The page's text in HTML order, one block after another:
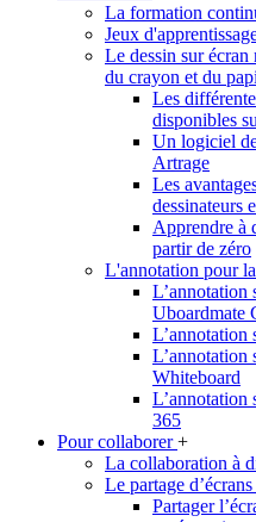
La formation
Jeux
Le dessin sur
du crayon et du
Les
disponibles
Un logiciel
Artrage
Les
dessinateurs
Apprendre à
partir de zéro
L'annotation pour
L’annotation
Uboardmate
L’annotation
L’annotation
Whiteboard
L’annotation
365
Pour collaborer+
La collaboration à
Le partage d’écrans
Partager